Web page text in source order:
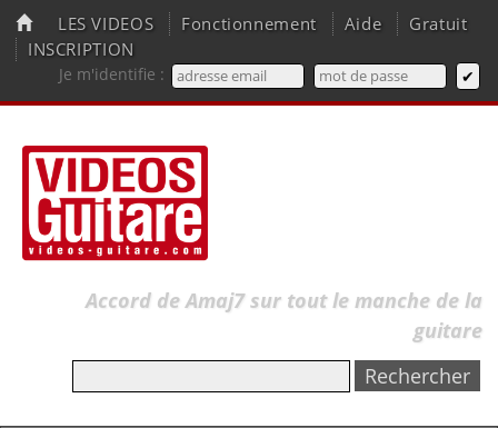
LES VIDEOS Fonctionnement Aide
Gratuit
INSCRIPTION
Je m'identifie :
Accord de Amaj7 sur tout le manche de la
guitare